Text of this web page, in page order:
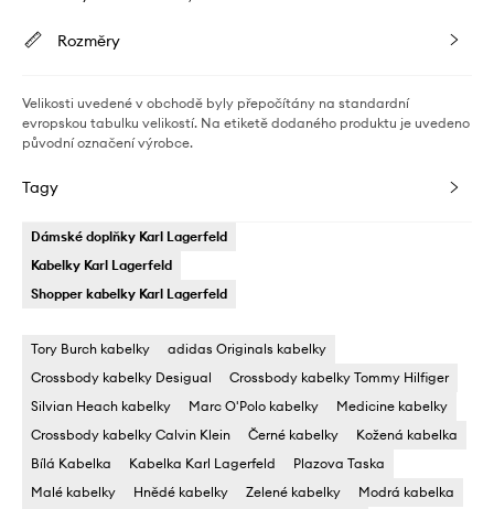
Rozměry
Velikosti uvedené v obchodě byly přepočítány na standardní
evropskou tabulku velikostí. Na etiketě dodaného produktu je uvedeno
původní označení výrobce.
Tagy
Dámské doplňky Karl Lagerfeld
Kabelky Karl Lagerfeld
Shopper kabelky Karl Lagerfeld
Tory Burch kabelky
adidas Originals kabelky
Crossbody kabelky Desigual
Crossbody kabelky Tommy Hilfiger
Silvian Heach kabelky
Marc O'Polo kabelky
Medicine kabelky
Crossbody kabelky Calvin Klein
Černé kabelky
Kožená kabelka
Bílá Kabelka
Kabelka Karl Lagerfeld
Plazova Taska
Malé kabelky
Hnědé kabelky Zelené kabelky
Modrá kabelka